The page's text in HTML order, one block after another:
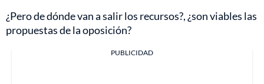
¿Pero de dónde van a salir los recursos?, ¿son viables las
propuestas de la oposición?
PUBLICIDAD